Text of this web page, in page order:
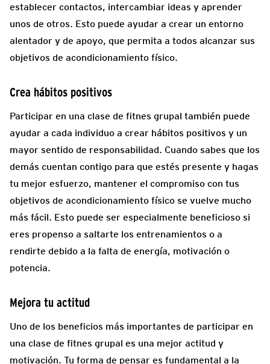
establecer contactos, intercambiar ideas y aprender
unos de otros. Esto puede ayudar a crear un entorno
alentador y de apoyo, que permita a todos alcanzar sus
objetivos de acondicionamiento físico.
Crea hábitos positivos
Participar en una clase de fitnes grupal también puede
ayudar a cada individuo a crear hábitos positivos y un
mayor sentido de responsabilidad. Cuando sabes que los
demás cuentan contigo para que estés presente y hagas
tu mejor esfuerzo, mantener el compromiso con tus
objetivos de acondicionamiento físico se vuelve mucho
más fácil. Esto puede ser especialmente beneficioso si
eres propenso a saltarte los entrenamientos o a
rendirte debido a la falta de energía, motivación o
potencia.
Mejora tu actitud
Uno de los beneficios más importantes de participar en
una clase de fitnes grupal es una mejor actitud y
motivación. Tu forma de pensar es fundamental a la